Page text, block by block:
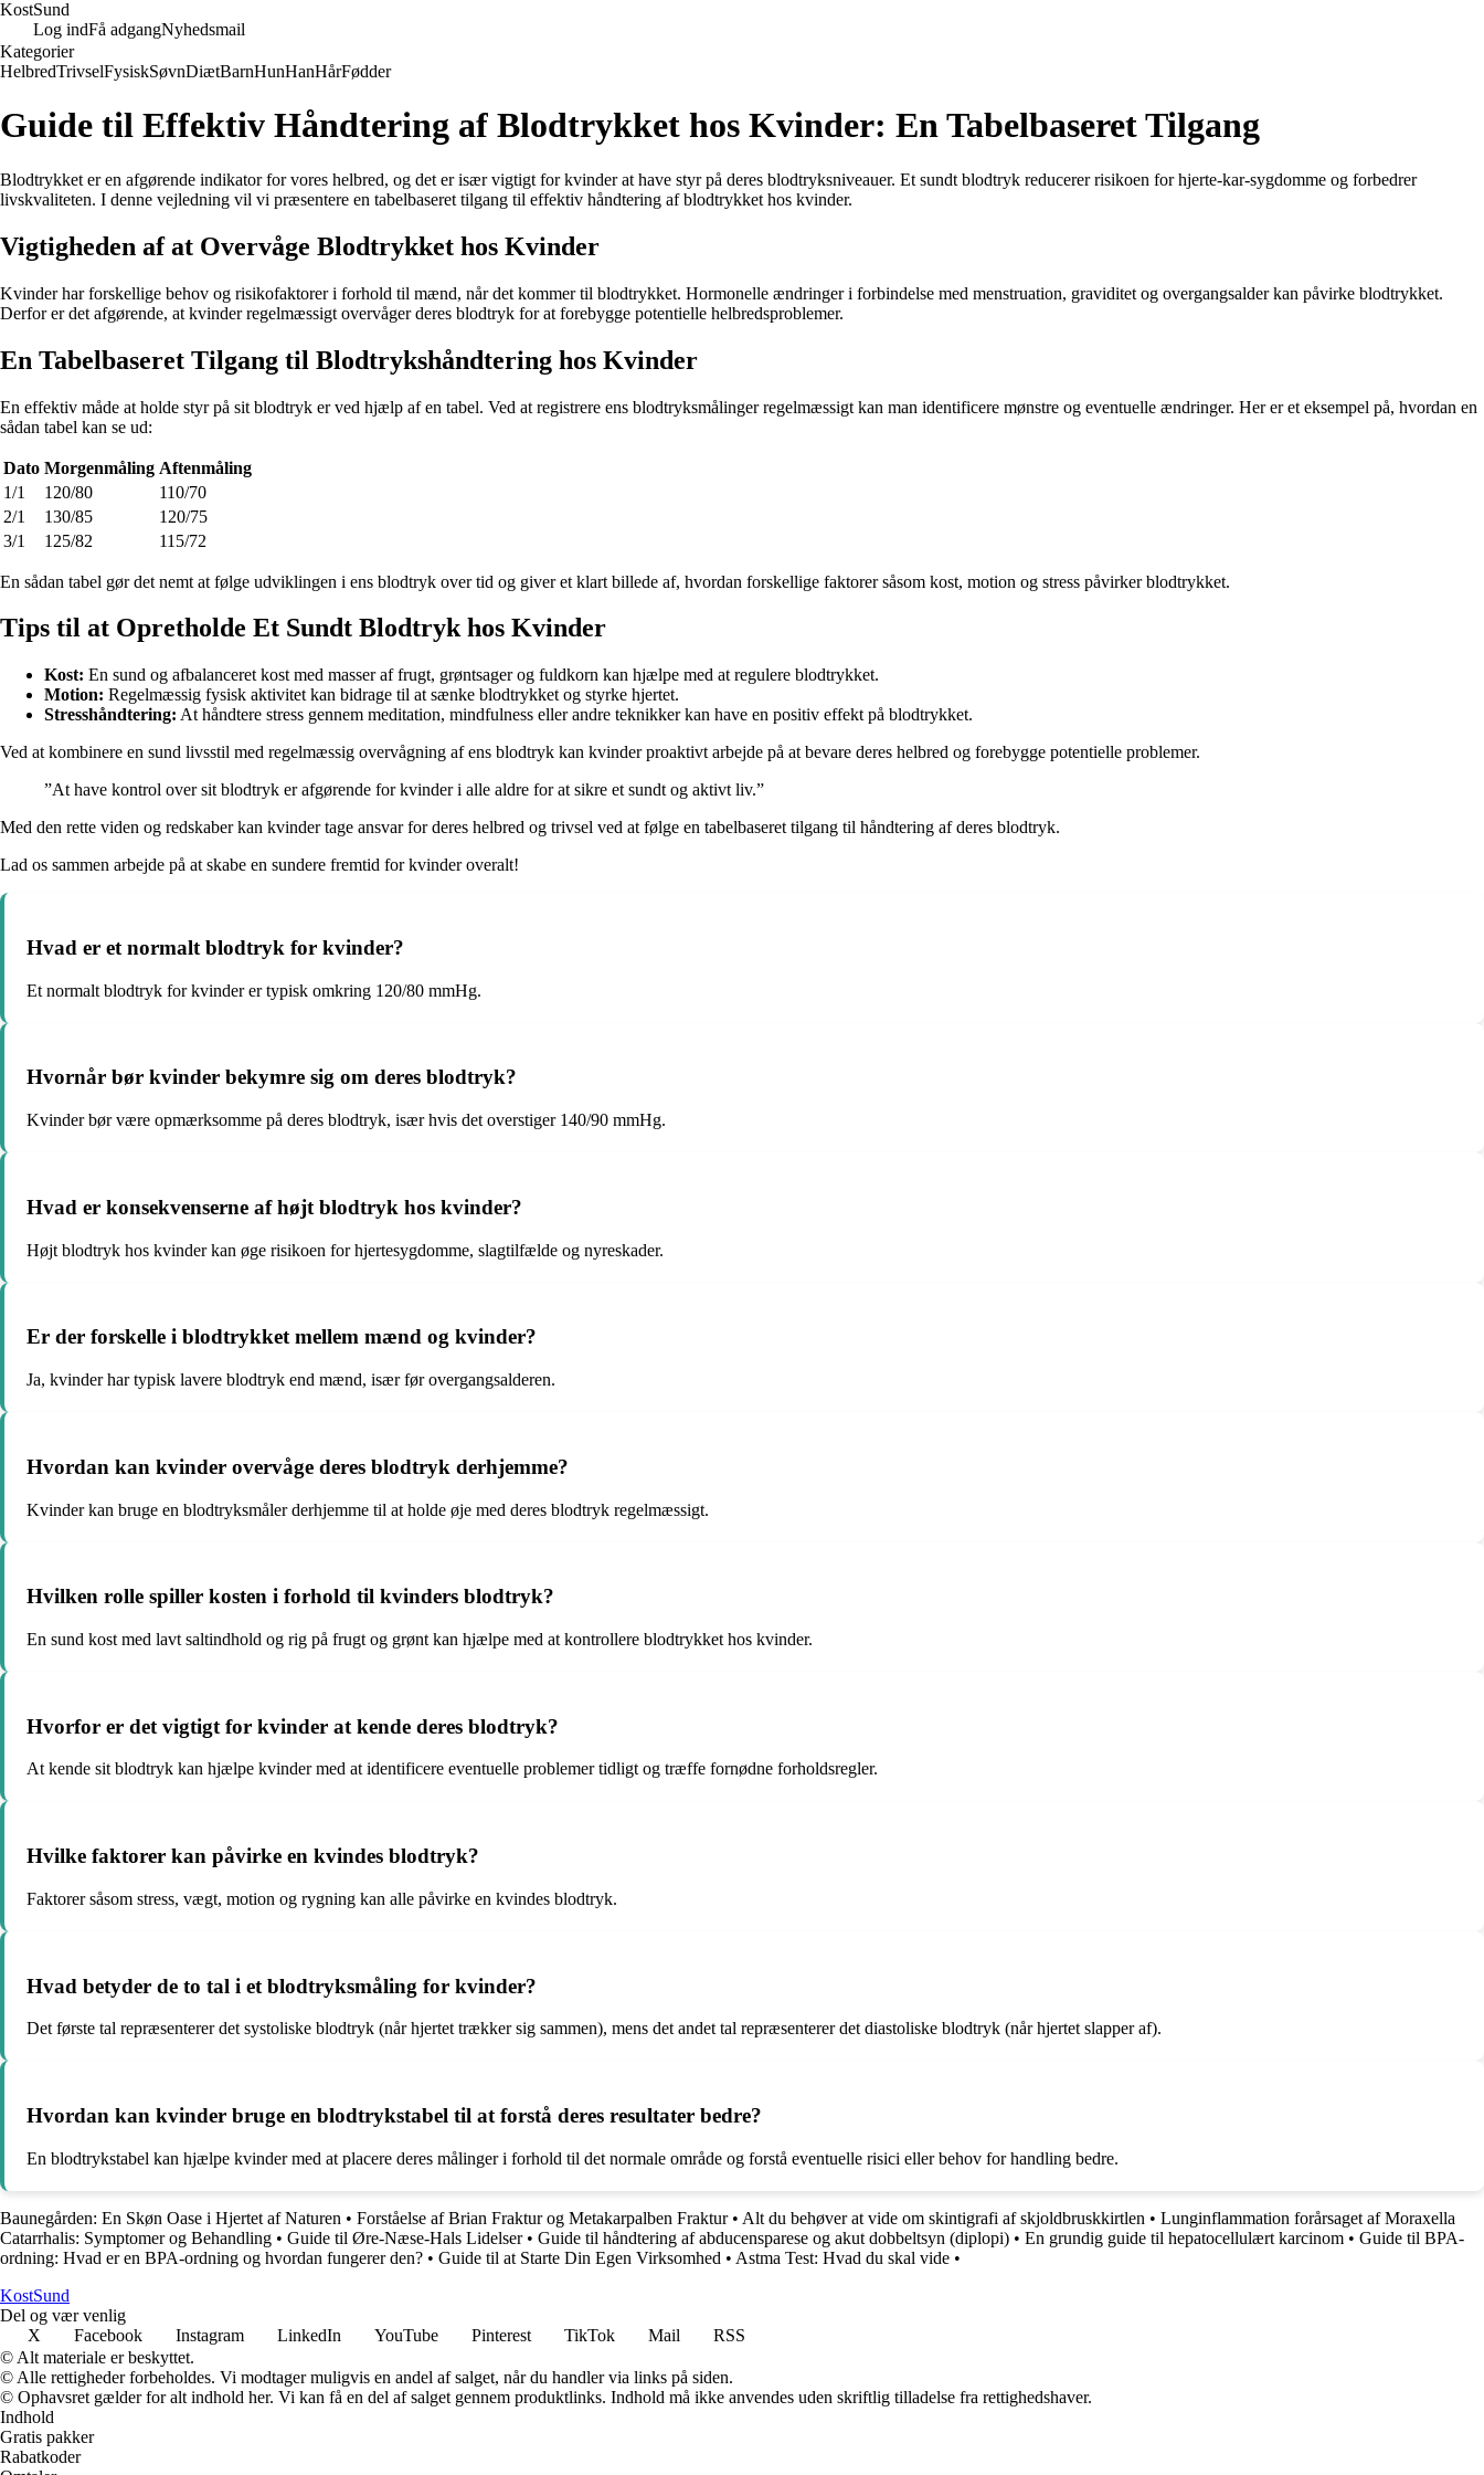
KostSund
Log indFå adgangNyhedsmail
Kategorier
HelbredTrivselFysiskSøvnDiætBarnHunHanHårFødder
Guide til Effektiv Håndtering af Blodtrykket hos Kvinder: En Tabelbaseret Tilgang
Blodtrykket er en afgørende indikator for vores helbred, og det er især vigtigt for kvinder at have styr på deres blodtryksniveauer. Et sundt blodtryk reducerer risikoen for hjerte-kar-sygdomme og forbedrer
livskvaliteten. I denne vejledning vil vi præsentere en tabelbaseret tilgang til effektiv håndtering af blodtrykket hos kvinder.
Vigtigheden af at Overvåge Blodtrykket hos Kvinder
Kvinder har forskellige behov og risikofaktorer i forhold til mænd, når det kommer til blodtrykket. Hormonelle ændringer i forbindelse med menstruation, graviditet og overgangsalder kan påvirke blodtrykket.
Derfor er det afgørende, at kvinder regelmæssigt overvåger deres blodtryk for at forebygge potentielle helbredsproblemer.
En Tabelbaseret Tilgang til Blodtrykshåndtering hos Kvinder
En effektiv måde at holde styr på sit blodtryk er ved hjælp af en tabel. Ved at registrere ens blodtryksmålinger regelmæssigt kan man identificere mønstre og eventuelle ændringer. Her er et eksempel på, hvordan en
sådan tabel kan se ud:
Dato Morgenmåling Aftenmåling
1/1
120/80
110/70
2/1
130/85
120/75
3/1
125/82 115/72
En sådan tabel gør det nemt at følge udviklingen i ens blodtryk over tid og giver et klart billede af, hvordan forskellige faktorer såsom kost, motion og stress påvirker blodtrykket.
Tips til at Opretholde Et Sundt Blodtryk hos Kvinder
Kost: En sund og afbalanceret kost med masser af frugt, grøntsager og fuldkorn kan hjælpe med at regulere blodtrykket.
Motion: Regelmæssig fysisk aktivitet kan bidrage til at sænke blodtrykket og styrke hjertet.
Stresshåndtering: At håndtere stress gennem meditation, mindfulness eller andre teknikker kan have en positiv effekt på blodtrykket.
Ved at kombinere en sund livsstil med regelmæssig overvågning af ens blodtryk kan kvinder proaktivt arbejde på at bevare deres helbred og forebygge potentielle problemer.
”At have kontrol over sit blodtryk er afgørende for kvinder i alle aldre for at sikre et sundt og aktivt liv.”
Med den rette viden og redskaber kan kvinder tage ansvar for deres helbred og trivsel ved at følge en tabelbaseret tilgang til håndtering af deres blodtryk.
Lad os sammen arbejde på at skabe en sundere fremtid for kvinder overalt!
Hvad er et normalt blodtryk for kvinder?
Et normalt blodtryk for kvinder er typisk omkring 120/80 mmHg.
Hvornår bør kvinder bekymre sig om deres blodtryk?
Kvinder bør være opmærksomme på deres blodtryk, især hvis det overstiger 140/90 mmHg.
Hvad er konsekvenserne af højt blodtryk hos kvinder?
Højt blodtryk hos kvinder kan øge risikoen for hjertesygdomme, slagtilfælde og nyreskader.
Er der forskelle i blodtrykket mellem mænd og kvinder?
Ja, kvinder har typisk lavere blodtryk end mænd, især før overgangsalderen.
Hvordan kan kvinder overvåge deres blodtryk derhjemme?
Kvinder kan bruge en blodtryksmåler derhjemme til at holde øje med deres blodtryk regelmæssigt.
Hvilken rolle spiller kosten i forhold til kvinders blodtryk?
En sund kost med lavt saltindhold og rig på frugt og grønt kan hjælpe med at kontrollere blodtrykket hos kvinder.
Hvorfor er det vigtigt for kvinder at kende deres blodtryk?
At kende sit blodtryk kan hjælpe kvinder med at identificere eventuelle problemer tidligt og træffe fornødne forholdsregler.
Hvilke faktorer kan påvirke en kvindes blodtryk?
Faktorer såsom stress, vægt, motion og rygning kan alle påvirke en kvindes blodtryk.
Hvad betyder de to tal i et blodtryksmåling for kvinder?
Det første tal repræsenterer det systoliske blodtryk (når hjertet trækker sig sammen), mens det andet tal repræsenterer det diastoliske blodtryk (når hjertet slapper af).
Hvordan kan kvinder bruge en blodtrykstabel til at forstå deres resultater bedre?
En blodtrykstabel kan hjælpe kvinder med at placere deres målinger i forhold til det normale område og forstå eventuelle risici eller behov for handling bedre.
Baunegården: En Skøn Oase i Hjertet af Naturen • Forståelse af Brian Fraktur og Metakarpalben Fraktur• Alt du behøver at vide om skintigrafi af skjoldbruskkirtlen • Lunginflammation forårsaget af Moraxella
Catarrhalis: Symptomer og Behandling • Guide til Øre-Næse-Hals Lidelser• Guide til håndtering af abducensparese og akut dobbeltsyn (diplopi) • En grundig guide til hepatocellulært karcinom • Guide til BPA-
ordning: Hvad er en BPA-ordning og hvordan fungerer den? • Guide til at Starte Din Egen Virksomhed • Astma Test: Hvad du skal vide •
KostSund
Del og vær venlig
X
Facebook Instagram LinkedIn YouTube Pinterest TikTok Mail
RSS
© Alt materiale er beskyttet.
© Alle rettigheder forbeholdes. Vi modtager muligvis en andel af salget, når du handler via links på siden.
© Ophavsret gælder for alt indhold her. Vi kan få en del af salget gennem produktlinks. Indhold må ikke anvendes uden skriftlig tilladelse fra rettighedshaver.
Indhold
Gratis pakker
Rabatkoder